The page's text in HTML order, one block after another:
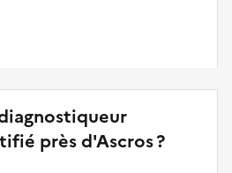
près d'Ascros ?